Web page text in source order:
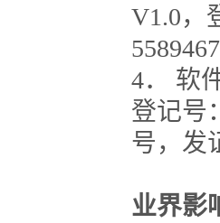
V1.0，
4． 软
登记号
号，发
业界影